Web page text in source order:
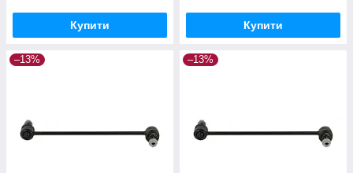
Купити Купити
–13% –13%